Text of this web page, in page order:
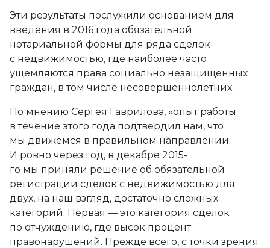
Эти результаты послужили основанием для
введения в 2016 года обязательной
нотариальной формы для ряда сделок
с недвижимостью, где наиболее часто
ущемляются права социально незащищенных
граждан, в том числе несовершеннолетних.
По мнению Сергея Гаврилова, «опыт работы
в течение этого года подтвердил нам, что
мы движемся в правильном направлении.
И ровно через год, в декабре 2015-
го мы приняли решение об обязательной
регистрации сделок с недвижимостью для
двух, на наш взгляд, достаточно сложных
категорий. Первая — это категория сделок
по отчуждению, где высок процент
правонарушений. Прежде всего, с точки зрения